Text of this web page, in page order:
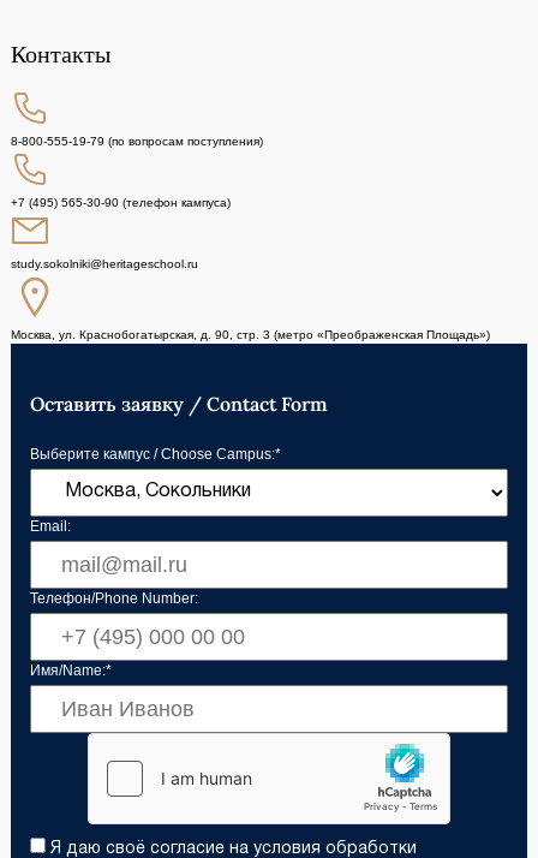
Контакты
8-800-555-19-79 (по вопросам поступления)
+7 (495) 565-30-90 (телефон кампуса)
study.sokolniki@heritageschool.ru
Москва, ул. Краснобогатырская, д. 90, стр. 3 (метро «Преображенская Площадь»)
Оставить заявку / Contact Form
Выберите кампус / Choose Сampus:*
Email:
Телефон/Phone Number:
Имя/Name:*
Я даю своё согласие на условия обработки